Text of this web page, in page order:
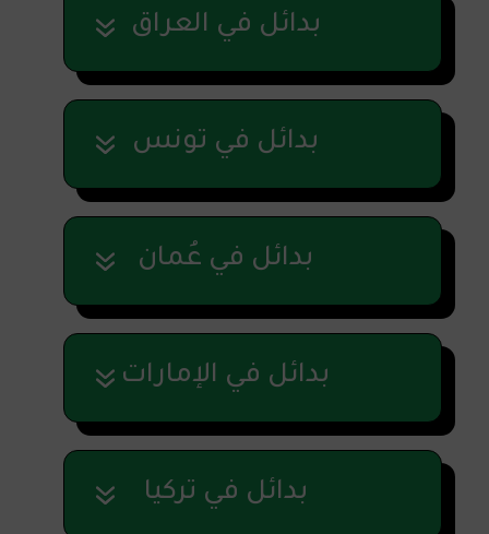
بدائل في العراق
بدائل في تونس
بدائل في عُمان
بدائل في الإمارات
بدائل في تركيا